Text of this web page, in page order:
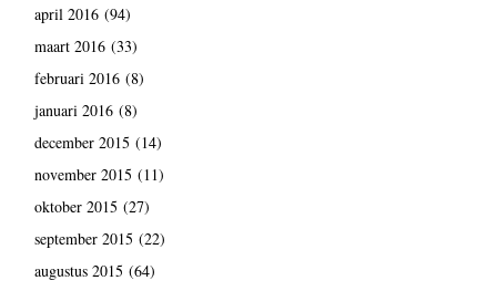
april 2016(94)
maart 2016(33)
februari 2016(8)
januari 2016(8)
december 2015 (14)
november 2015 (11)
oktober 2015 (27)
september 2015 (22)
augustus 2015 (64)